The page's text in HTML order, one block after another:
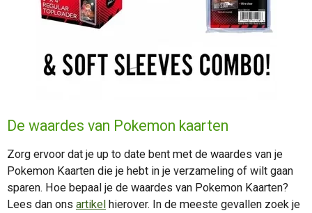
De waardes van Pokemon kaarten
Zorg ervoor dat je up to date bent met de waardes van je
Pokemon Kaarten die je hebt in je verzameling of wilt gaan
sparen. Hoe bepaal je de waardes van Pokemon Kaarten?
Lees dan ons artikel hierover. In de meeste gevallen zoek je